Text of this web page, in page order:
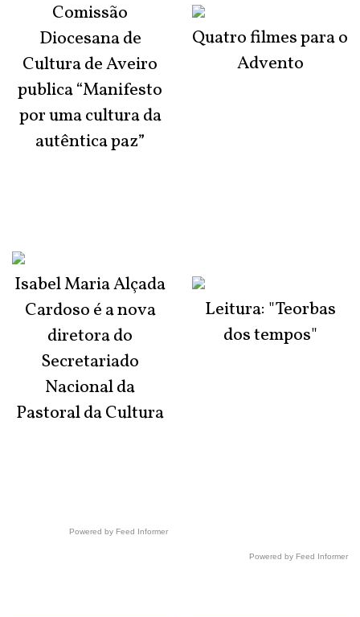
Comissão
Diocesana de
Cultura de Aveiro
publica “Manifesto
por uma cultura da
autêntica paz”
Isabel Maria Alçada
Cardoso é a nova
diretora do
Secretariado
Nacional da
Pastoral da Cultura
Powered by Feed Informer
Quatro filmes para o
Advento
Leitura: "Teorbas
dos tempos"
Powered by Feed Informer